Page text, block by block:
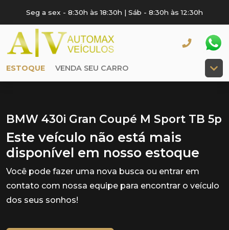
Seg a sex - 8:30h às 18:30h | Sáb - 8:30h às 12:30h
ESTOQUE VENDA SEU CARRO
BMW 430i Gran Coupé M Sport TB 5p
Este veículo não está mais
disponível em nosso estoque
Você pode fazer uma nova busca ou entrar em
contato com nossa equipe para encontrar o veículo
dos seus sonhos!